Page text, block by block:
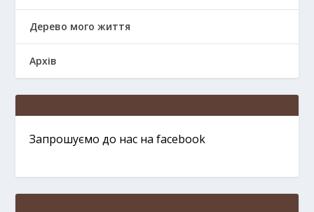
Дерево мого життя
Архів
Запрошуємо до нас на facebook